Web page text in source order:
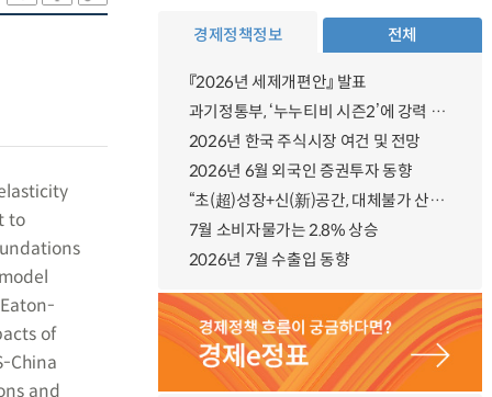
to
of
China
and
경제정책정보 전체
『2026년 세제개편안』 발표
과기정통부, ‘누누티비 시즌2’에 강력 대응 의지 밝혀
2026년 한국 주식시장 여건 및 전망
2026년 6월 외국인 증권투자 동향
“초(超)성장+신(新)공간, 대체불가 산업강국”
7월 소비자물가는 2.8% 상승
2026년 7월 수출입 동향